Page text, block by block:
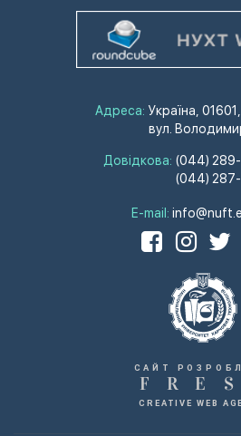
Адреса: Україна,
вул.
Довідкова: (044)
(044)
E-mail:
САЙТ
F R E S
CREATIVE WEB